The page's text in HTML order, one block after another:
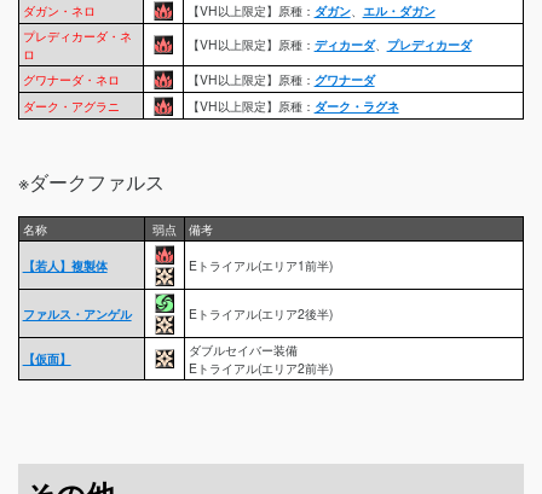
ダガン・ネロ
【VH以上限定】原種： ダガン、 エル・ダガン
プレディカーダ・ネ
ロ
【VH以上限定】原種： ディカーダ、 プレディカーダ
グワナーダ・ネロ
【VH以上限定】原種： グワナーダ
ダーク・アグラニ
【VH以上限定】原種： ダーク・ラグネ
※ダークファルス
名称 弱点
備考
【若人】複製体
Eトライアル(エリア1前半)
ファルス・アンゲル Eトライアル(エリア2後半)
【仮面】
ダブルセイバー装備
Eトライアル(エリア2前半)